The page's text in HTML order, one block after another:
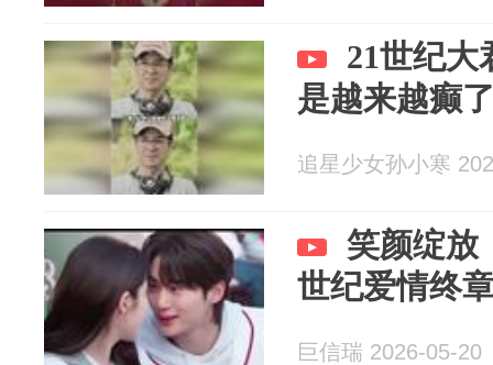
21世纪大
是越来越癫
追星少女孙小寒
笑颜绽放
世纪爱情终
巨信瑞 2026-05-20